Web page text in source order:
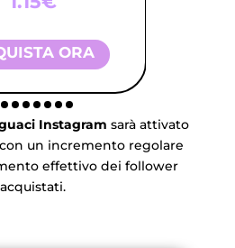
ORA
Instagram sarà attivato
un incremento regolare
effettivo dei follower
acquistati.